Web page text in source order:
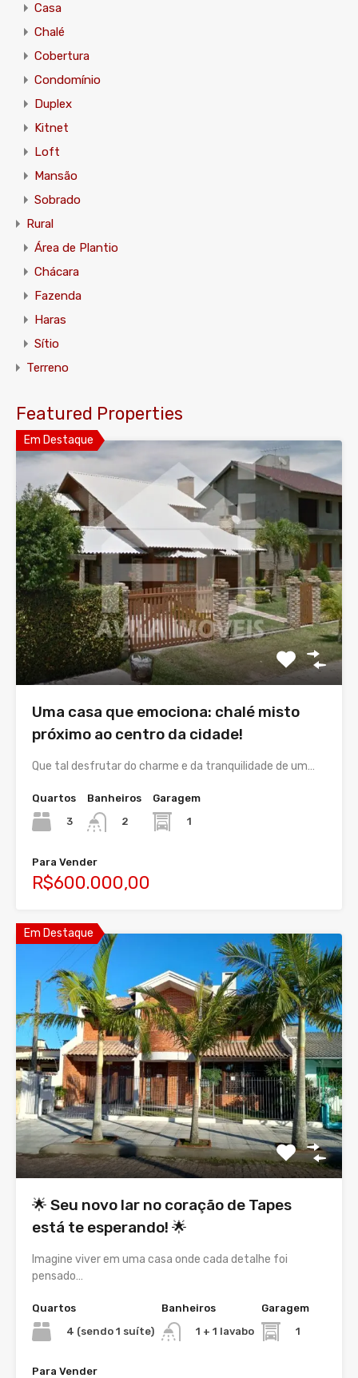
Casa
Chalé
Cobertura
Condomínio
Duplex
Kitnet
Loft
Mansão
Sobrado
Rural
Área de Plantio
Chácara
Fazenda
Haras
Sítio
Terreno
Featured Properties
Em Destaque
Uma casa que emociona: chalé misto
próximo ao centro da cidade!
Que tal desfrutar do charme e da tranquilidade de um…
Quartos
3
Banheiros
2
Garagem
1
Para Vender
R$600.000,00
Em Destaque
🌟 Seu novo lar no coração de Tapes
está te esperando! 🌟
Imagine viver em uma casa onde cada detalhe foi
pensado…
Quartos
4 (sendo 1 suíte)
Banheiros
1 + 1 lavabo
Garagem
1
Para Vender